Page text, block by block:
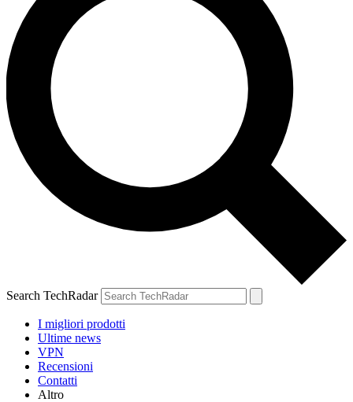
Search TechRadar
I migliori prodotti
Ultime news
VPN
Recensioni
Contatti
Altro